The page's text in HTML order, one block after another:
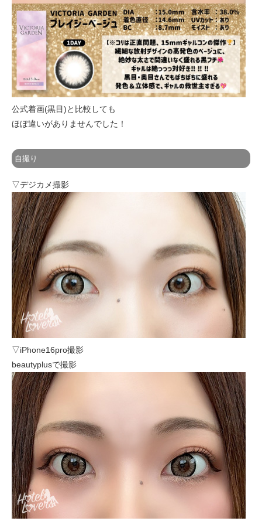
公式着画(黒目)と比較しても
ほぼ違いがありませんでした！
自撮り
▽デジカメ撮影
▽iPhone16pro撮影
beautyplusで撮影